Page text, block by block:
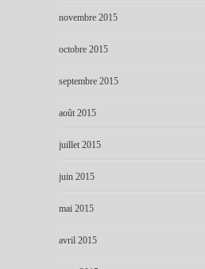
novembre 2015
octobre 2015
septembre 2015
août 2015
juillet 2015
juin 2015
mai 2015
avril 2015